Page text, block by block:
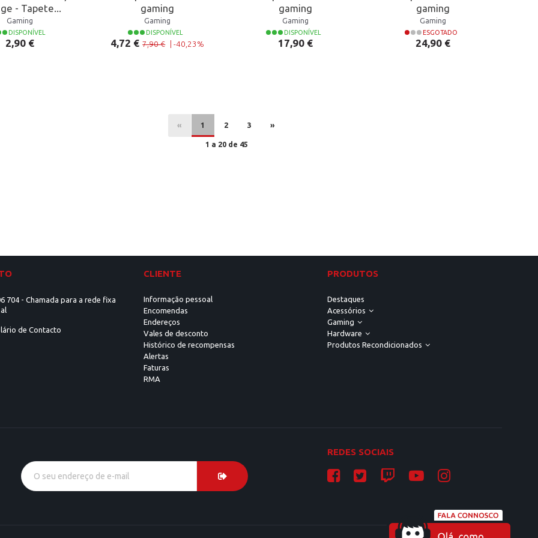
- Tapete...
Gaming
DISPONÍVEL
Preço
2,90 €
gaming
Gaming
DISPONÍVEL
Preço normal
Preço
4,72 € 7,90 € |-40,23%
gaming
Gaming
DISPONÍVEL
Preço
17,90 €
gaming
Gaming
ESGOTADO
Preço
24,90 €
« 1 2 3 »
1 a 20 de 45
704 - Chamada para a rede fixa
de Contacto
CLIENTE
Informação pessoal
Encomendas
Endereços
Vales de desconto
Histórico de recompensas
Alertas
Faturas
RMA
PRODUTOS
Destaques
Acessórios
Gaming
Hardware
Produtos Recondicionados
REDES SOCIAIS